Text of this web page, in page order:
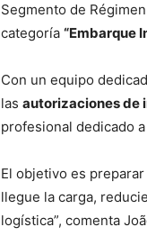
Segmento de
categoría “Embarque
Con un equipo
las autorizaciones de
profesional dedicado
El objetivo es
llegue la carga,
logística”, comenta